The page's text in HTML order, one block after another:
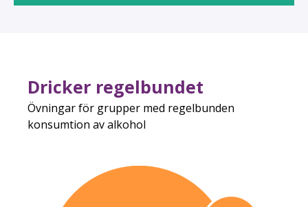
Dricker regelbundet
Övningar för grupper med regelbunden
konsumtion av alkohol